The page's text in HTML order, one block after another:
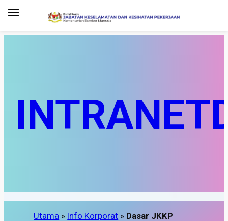
INTRANET
Utama » Info Korporat » Dasar JKKP